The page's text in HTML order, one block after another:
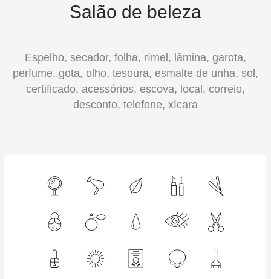
Salão de beleza
Espelho, secador, folha, rímel, lâmina, garota,
perfume, gota, olho, tesoura, esmalte de unha, sol,
certificado, acessórios, escova, local, correio,
desconto, telefone, xícara